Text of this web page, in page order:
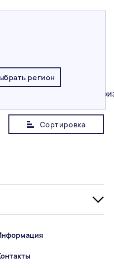
регион
волокна
Жидкая
Сортировка